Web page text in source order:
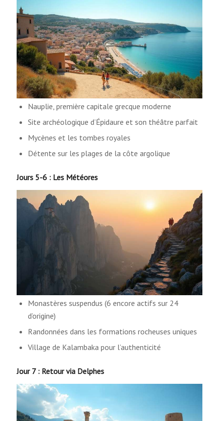
Nauplie, première capitale grecque moderne
Site archéologique d’Épidaure et son théâtre parfait
Mycènes et les tombes royales
Détente sur les plages de la côte argolique
Jours 5-6 : Les Météores
Monastères suspendus (6 encore actifs sur 24
d’origine)
Randonnées dans les formations rocheuses uniques
Village de Kalambaka pour l’authenticité
Jour 7 : Retour via Delphes